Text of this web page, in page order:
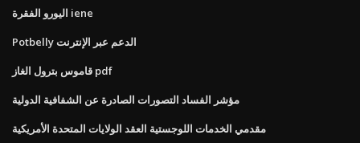
اليورو الفقرة iene
Potbelly الدعم عبر الإنترنت
قاموس بترول الغاز pdf
مؤشر الفساد التصورات الصادرة عن الشفافية الدولية
مقدمي الخدمات اللوجستية العقد الولايات المتحدة الأمريكية